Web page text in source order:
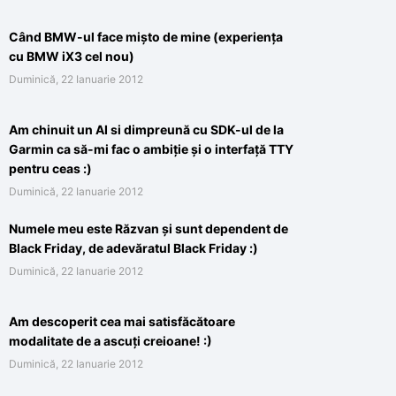
Când BMW-ul face mișto de mine (experiența
cu BMW iX3 cel nou)
Duminică, 22 Ianuarie 2012
Am chinuit un AI si dimpreună cu SDK-ul de la
Garmin ca să-mi fac o ambiție și o interfață TTY
pentru ceas :)
Duminică, 22 Ianuarie 2012
Numele meu este Răzvan și sunt dependent de
Black Friday, de adevăratul Black Friday :)
Duminică, 22 Ianuarie 2012
Am descoperit cea mai satisfăcătoare
modalitate de a ascuți creioane! :)
Duminică, 22 Ianuarie 2012